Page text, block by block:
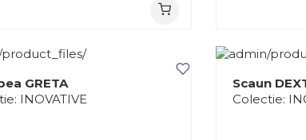
GRETA
INOVATIVE
Scaun
Colectie: